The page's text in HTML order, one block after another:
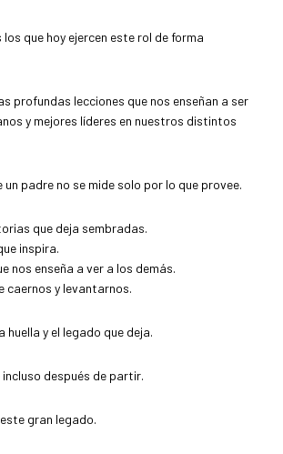
que hoy ejercen este rol de forma
profundas lecciones que nos enseñan a ser
y mejores líderes en nuestros distintos
un padre no se mide solo por lo que provee.
que deja sembradas.
inspira.
nos enseña a ver a los demás.
caernos y levantarnos.
huella y el legado que deja.
incluso después de partir.
gran legado.